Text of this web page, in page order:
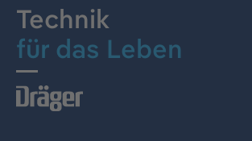
Technik
für das Leben